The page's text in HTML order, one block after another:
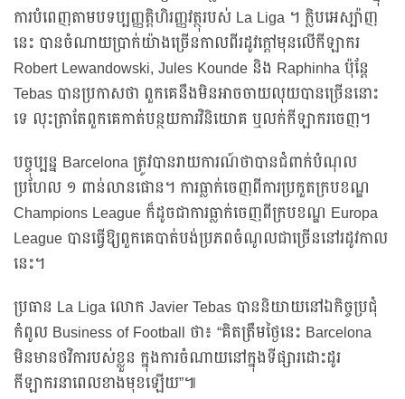
ការបំពេញតាមបទប្បញ្ញត្តិហិរញ្ញវត្ថុរបស់ La Liga ។ ក្លិបអេស្ប៉ាញ
នេះ បានចំណាយប្រាក់យ៉ាងច្រើនកាលពីរដូវក្តៅមុនលើកីឡាករ
Robert Lewandowski, Jules Kounde និង Raphinha ប៉ុន្តែ
Tebas បានប្រកាសថា ពួកគេនឹងមិនអាចចាយលុយបានច្រើននោះ
ទេ លុះត្រាតែពួកគេកាត់បន្ថយការវិនិយោគ ឬលក់កីឡាករចេញ។
បច្ចុប្បន្ន Barcelona ត្រូវបានរាយការណ៍ថាបានជំពាក់បំណុល
ប្រហែល ១ ពាន់លានផោន។ ការធ្លាក់ចេញពីការប្រកួតក្របខណ្ឌ
Champions League ក៏ដូចជាការធ្លាក់ចេញពីក្របខណ្ឌ Europa
League បានធ្វើឱ្យពួកគេបាត់បង់ប្រភពចំណូលជាច្រើននៅរដូវកាល
នេះ។
ប្រធាន La Liga លោក Javier Tebas បាននិយាយនៅឯកិច្ចប្រជុំ
កំពូល Business of Football ថា៖ “គិតត្រឹមថ្ងៃនេះ Barcelona
មិនមានថវិការបស់ខ្លួន ក្នុងការចំណាយនៅក្នុងទីផ្សារដោះដូរ
កីឡាករនាពេលខាងមុខឡើយ”៕